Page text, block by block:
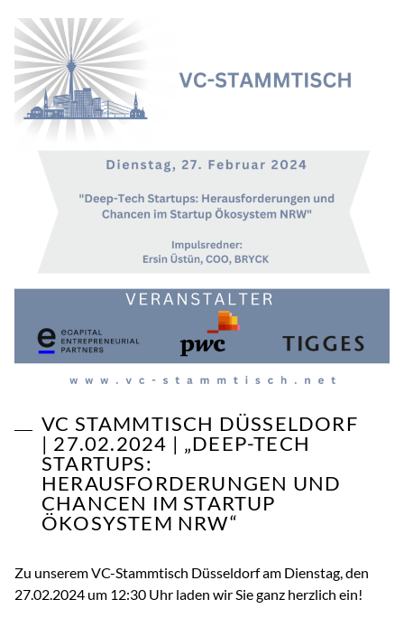
VC STAMMTISCH DÜSSELDORF
| 27.02.2024 | „DEEP-TECH
STARTUPS:
HERAUSFORDERUNGEN UND
CHANCEN IM STARTUP
ÖKOSYSTEM NRW“
Zu unserem VC-Stammtisch Düsseldorf am Dienstag, den
27.02.2024 um 12:30 Uhr laden wir Sie ganz herzlich ein!